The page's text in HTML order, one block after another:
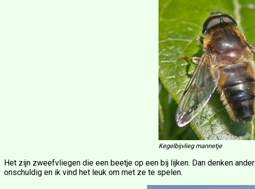
Kegelbijvlieg mannetje
Het zijn zweefvliegen die een beetje op een bij lijken. Dan denken
onschuldig en ik vind het leuk om met ze te spelen.